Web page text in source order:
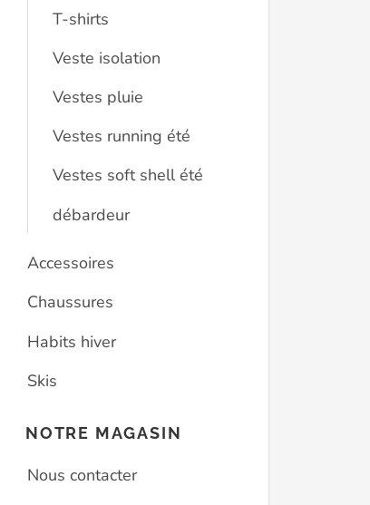
T-shirts
Veste isolation
Vestes pluie
Vestes running été
Vestes soft shell été
débardeur
Accessoires
Chaussures
Habits hiver
Skis
NOTRE MAGASIN
Nous contacter